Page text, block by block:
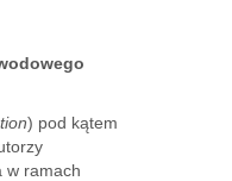
) pod kątem
w ramach